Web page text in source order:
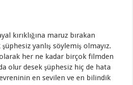
kırıklığına maruz bırakan
yanlış söylemiş olmayız.
her ne kadar birçok filmden
olur desek şüphesiz hiç de hata
en sevilen ve en bilindik